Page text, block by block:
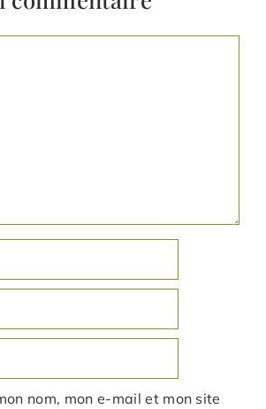
nom, mon e-mail et mon site